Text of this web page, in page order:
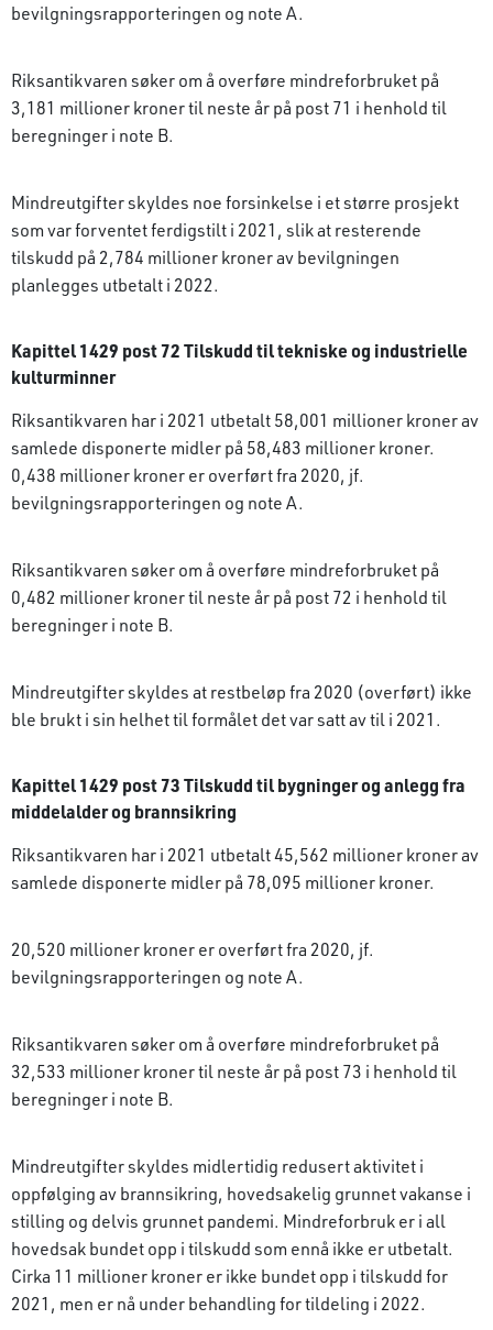
bevilgningsrapporteringen og note A.
Riksantikvaren søker om å overføre mindreforbruket på
3,181 millioner kroner til neste år på post 71 i henhold til
beregninger i note B.
Mindreutgifter skyldes noe forsinkelse i et større prosjekt
som var forventet ferdigstilt i 2021, slik at resterende
tilskudd på 2,784 millioner kroner av bevilgningen
planlegges utbetalt i 2022.
Kapittel 1429 post 72 Tilskudd til tekniske og industrielle
kulturminner
Riksantikvaren har i 2021 utbetalt 58,001 millioner kroner av
samlede disponerte midler på 58,483 millioner kroner.
0,438 millioner kroner er overført fra 2020, jf.
bevilgningsrapporteringen og note A.
Riksantikvaren søker om å overføre mindreforbruket på
0,482 millioner kroner til neste år på post 72 i henhold til
beregninger i note B.
Mindreutgifter skyldes at restbeløp fra 2020 (overført) ikke
ble brukt i sin helhet til formålet det var satt av til i 2021.
Kapittel 1429 post 73 Tilskudd til bygninger og anlegg fra
middelalder og brannsikring
Riksantikvaren har i 2021 utbetalt 45,562 millioner kroner av
samlede disponerte midler på 78,095 millioner kroner.
20,520 millioner kroner er overført fra 2020, jf.
bevilgningsrapporteringen og note A.
Riksantikvaren søker om å overføre mindre­forbruket på
32,533 millioner kroner til neste år på post 73 i henhold til
beregninger i note B.
Mindreutgifter skyldes midlertidig redusert aktivitet i
oppfølging av brannsikring, hovedsakelig grunnet vakanse i
stilling og delvis grunnet pandemi. Mindreforbruk er i all
hovedsak bundet opp i tilskudd som ennå ikke er utbetalt.
Cirka 11 millioner kroner er ikke bundet opp i tilskudd for
2021, men er nå under behandling for tildeling i 2022.